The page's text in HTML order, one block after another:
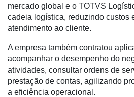
Tecnologia
para
Recursos
Hídricos
Membros
Liberali
mercado global e o TOTVS
cadeia logística, reduzindo custos
atendimento ao cliente.
A empresa também contratou
acompanhar o desempenho do
atividades, consultar ordens de
prestação de contas, agilizando
a eficiência operacional.